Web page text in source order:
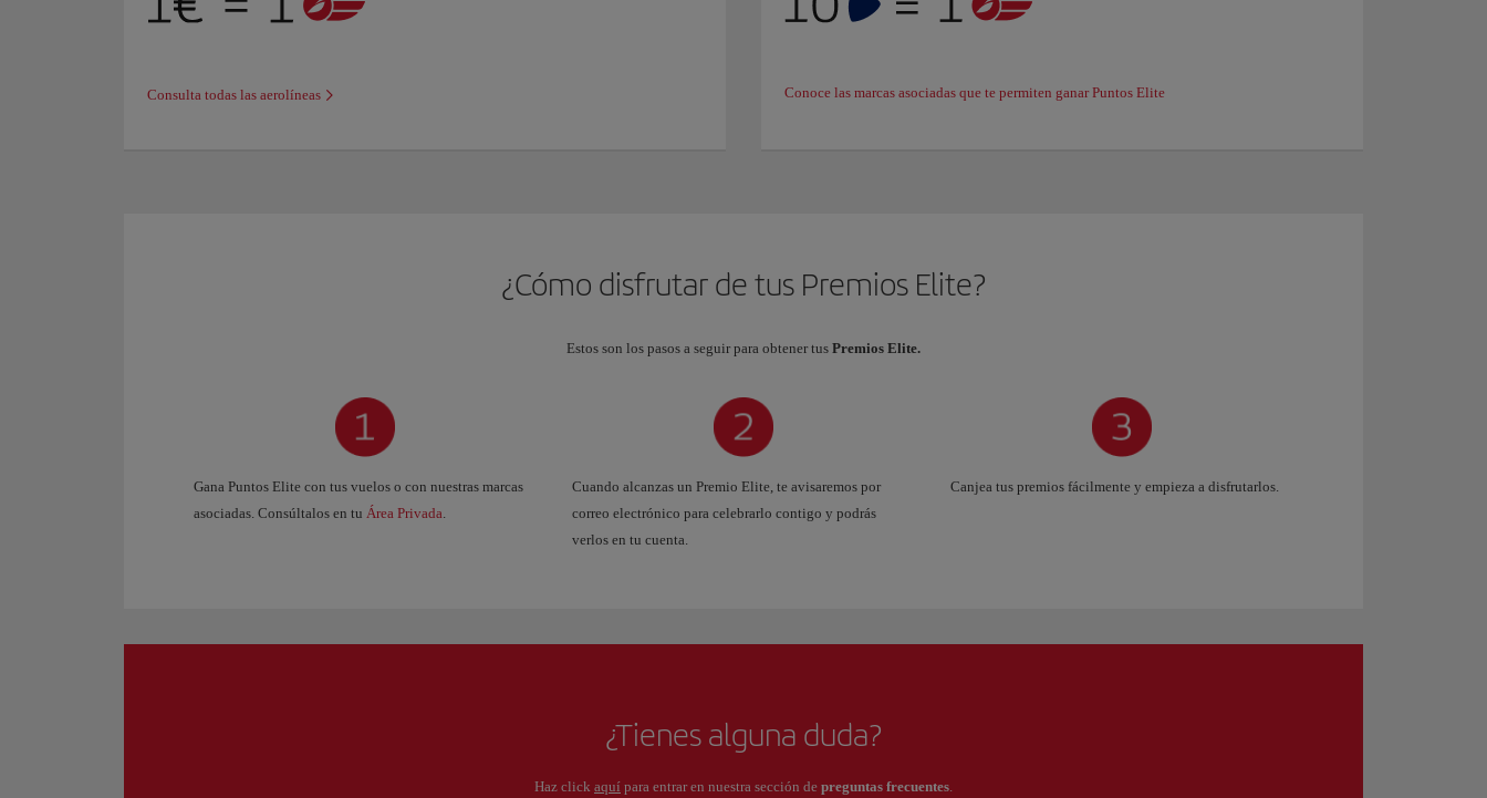
Consulta todas las aerolíneas Conoce las marcas asociadas que te permiten ganar Puntos Elite
¿Cómo disfrutar de tus Premios Elite?
Estos son los pasos a seguir para obtener tus Premios Elite.
Gana Puntos Elite con tus vuelos o con nuestras marcas
asociadas. Consúltalos en tu Área Privada
Cuando alcanzas un Premio Elite, te avisaremos por
correo electrónico para celebrarlo contigo y podrás
verlos en tu cuenta.
Canjea tus premios fácilmente y empieza a disfrutarlos.
¿Tienes alguna duda?
Haz click aquí para entrar en nuestra sección de preguntas frecuentes